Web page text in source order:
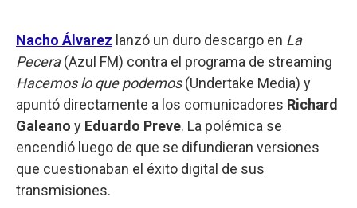
Nacho Álvarez lanzó un duro descargo en La
Pecera(Azul FM) contra el programa de streaming
Hacemos lo que podemos(Undertake Media) y
apuntó directamente a los comunicadores Richard
Galeano y Eduardo Preve. La polémica se
encendió luego de que se difundieran versiones
que cuestionaban el éxito digital de sus
transmisiones.